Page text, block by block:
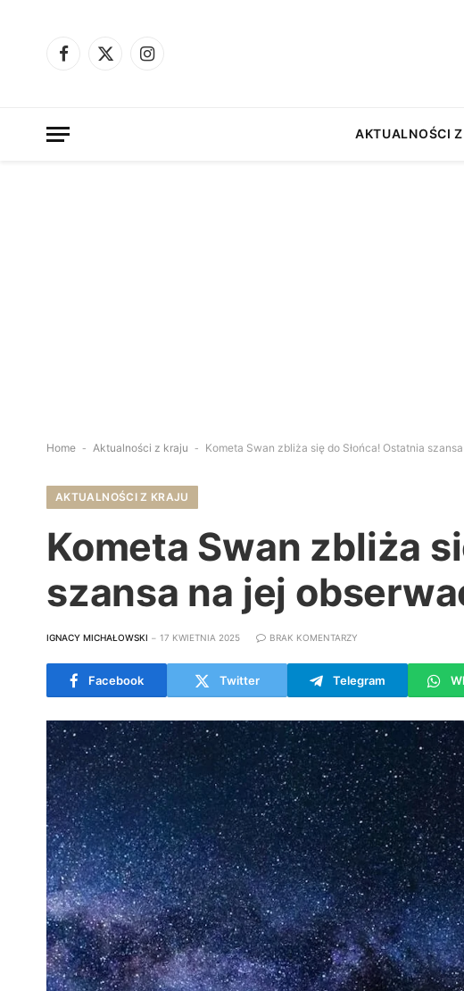
Facebook
X
Instagram
AKTUALNOŚCI
Home - Aktualności z kraju - Kometa Swan zbliża się do Słońca! Ostatnia
AKTUALNOŚCI Z KRAJU
Kometa Swan zbliża
szansa na jej
IGNACY MICHAŁOWSKI 17 KWIETNIA 2025 BRAK KOMENTARZY
Facebook Twitter Telegram